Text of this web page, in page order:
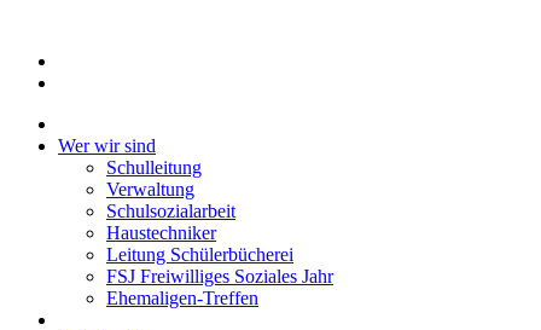
Wer wir sind
Schulleitung
Verwaltung
Schulsozialarbeit
Haustechniker
Leitung Schülerbücherei
FSJ Freiwilliges Soziales Jahr
Ehemaligen-Treffen